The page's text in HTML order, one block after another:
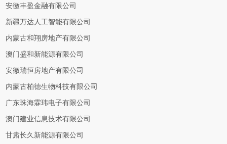
安徽丰盈金融有限公司
新疆万达人工智能有限公司
内蒙古和翔房地产有限公司
澳门盛和新能源有限公司
安徽瑞恒房地产有限公司
内蒙古柏德生物科技有限公司
广东珠海霖玮电子有限公司
澳门建业信息技术有限公司
甘肃长久新能源有限公司